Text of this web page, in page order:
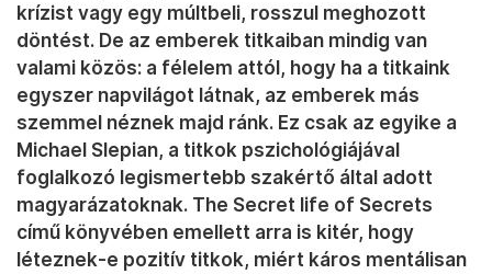
krízist vagy egy múltbeli, rosszul meghozott
döntést. De az emberek titkaiban mindig van
valami közös: a félelem attól, hogy ha a titkaink
egyszer napvilágot látnak, az emberek más
szemmel néznek majd ránk. Ez csak az egyike a
Michael Slepian, a titkok pszichológiájával
foglalkozó legismertebb szakértő által adott
magyarázatoknak. The Secret life of Secrets
című könyvében emellett arra is kitér, hogy
léteznek-e pozitív titkok, miért káros mentálisan